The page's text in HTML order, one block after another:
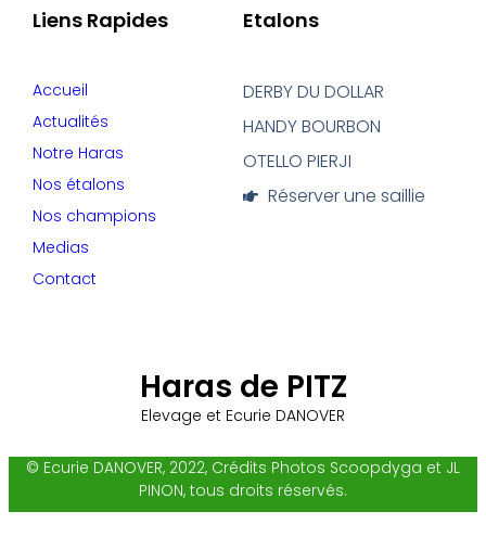
Haras de PITZ
Elevage et Ecurie DANOVER
Etalons
DERBY DU DOLLAR
HANDY BOURBON
OTELLO PIERJI
Réserver une saillie
Liens Rapides
Accueil
Actualités
Notre Haras
Nos étalons
Nos champions
Medias
Contact
© Ecurie DANOVER, 2022, Crédits Photos Scoopdyga et JL
PINON, tous droits réservés.